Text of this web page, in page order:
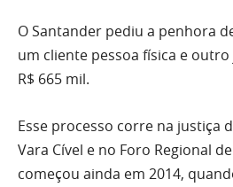
O Santander pediu a penhora
um cliente pessoa física e
R$ 665 mil.
Esse processo corre na justiça
Vara Cível e no Foro Regional
começou ainda em 2014,